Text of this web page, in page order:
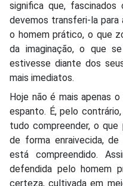
significa que, fascinados
devemos transferi-la para
o homem prático, o que
da imaginação, o que
estivesse diante dos
mais imediatos.
Hoje não é mais apenas
espanto. É, pelo
tudo compreender, o
de forma enraivecida,
está compreendido.
defendida pelo homem
certeza, cultivada em